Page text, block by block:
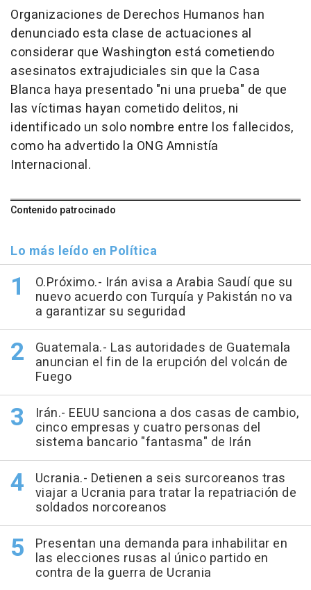
Organizaciones de Derechos Humanos han
denunciado esta clase de actuaciones al
considerar que Washington está cometiendo
asesinatos extrajudiciales sin que la Casa
Blanca haya presentado "ni una prueba" de que
las víctimas hayan cometido delitos, ni
identificado un solo nombre entre los fallecidos,
como ha advertido la ONG Amnistía
Internacional.
Contenido patrocinado
Lo más leído en Política
O.Próximo.- Irán avisa a Arabia Saudí que su
nuevo acuerdo con Turquía y Pakistán no va
a garantizar su seguridad
Guatemala.- Las autoridades de Guatemala
anuncian el fin de la erupción del volcán de
Fuego
Irán.- EEUU sanciona a dos casas de cambio,
cinco empresas y cuatro personas del
sistema bancario "fantasma" de Irán
Ucrania.- Detienen a seis surcoreanos tras
viajar a Ucrania para tratar la repatriación de
soldados norcoreanos
Presentan una demanda para inhabilitar en
las elecciones rusas al único partido en
contra de la guerra de Ucrania